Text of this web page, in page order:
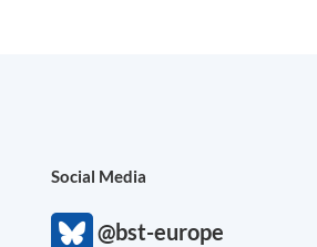
Social Media
@bst-europe